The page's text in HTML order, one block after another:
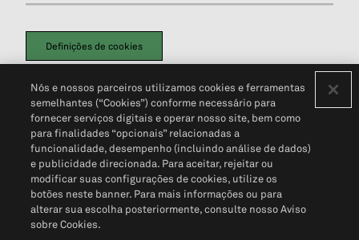
Definições de cookies
Política de PrivacidadePortal de privacidade do cliente (em inglês)
Não Venda Minhas Informações Pessoais© 2026 S&P Global
Nós e nossos parceiros utilizamos cookies e ferramentas
semelhantes (“Cookies”) conforme necessário para
fornecer serviços digitais e operar nosso site, bem como
para finalidades “opcionais” relacionadas a
funcionalidade, desempenho (incluindo análise de dados)
e publicidade direcionada. Para aceitar, rejeitar ou
modificar suas configurações de cookies, utilize os
botões neste banner. Para mais informações ou para
alterar sua escolha posteriormente, consulte nosso Aviso
sobre Cookies.